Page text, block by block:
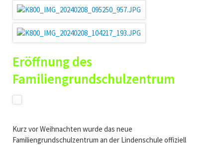
Eröffnung des
Familiengrundschulzentrum
Kurz vor Weihnachten wurde das neue
Familiengrundschulzentrum an der Lindenschule offiziell